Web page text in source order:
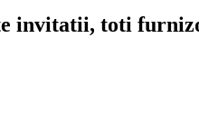
invitatii, toti